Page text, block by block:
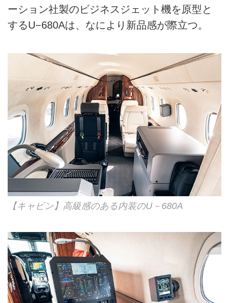
ーション社製のビジネスジェット機を原型と
するU−680Aは、なにより新品感が際立つ。
【キャビン】高級感のある内装のU－680A